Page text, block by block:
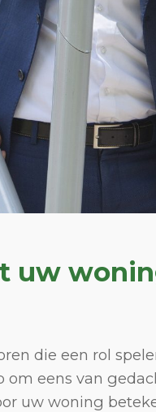
uw
die een rol
om eens van
uw woning